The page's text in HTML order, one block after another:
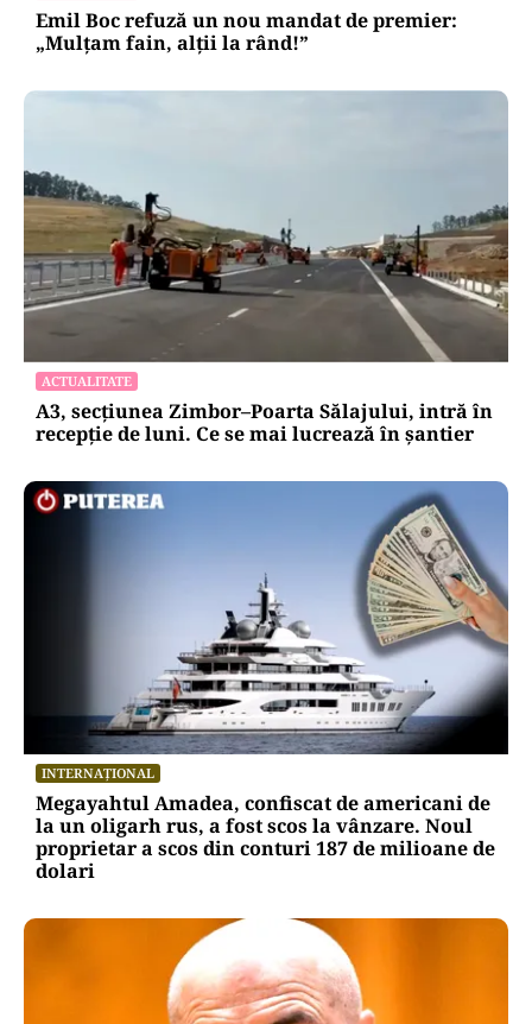
Emil Boc refuză un nou mandat de premier:
„Mulțam fain, alții la rând!”
ACTUALITATE
A3, secțiunea Zimbor–Poarta Sălajului, intră în
recepție de luni. Ce se mai lucrează în șantier
INTERNAȚIONAL
Megayahtul Amadea, confiscat de americani de
la un oligarh rus, a fost scos la vânzare. Noul
proprietar a scos din conturi 187 de milioane de
dolari